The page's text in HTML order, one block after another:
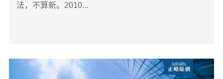
法，不算新。2010...